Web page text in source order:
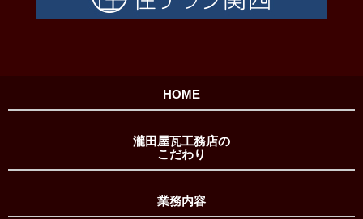
HOME
瀧田屋瓦工務店の
こだわり
業務内容